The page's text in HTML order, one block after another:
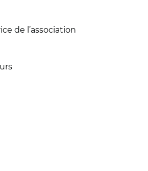
de l’association